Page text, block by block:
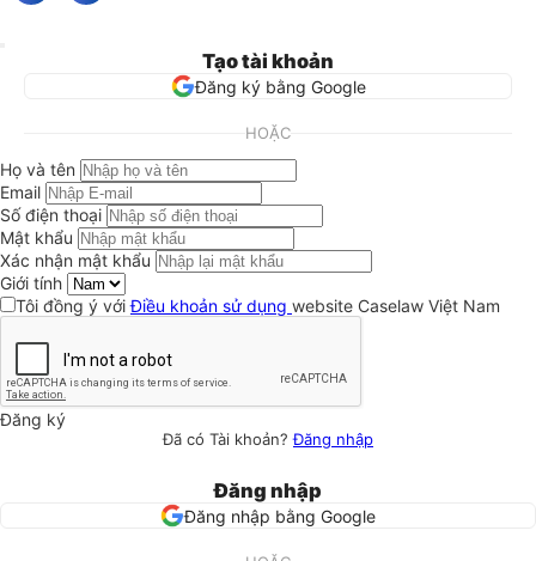
Tạo tài khoản
Đăng ký bằng Google
HOẶC
Họ và tên
Email
Số điện thoại
Mật khẩu
Xác nhận mật khẩu
Giới tính
Tôi đồng ý vớiĐiều khoản sử dụng website Caselaw Việt Nam
Đăng ký
Đã có Tài khoản?Đăng nhập
Đăng nhập
Đăng nhập bằng Google